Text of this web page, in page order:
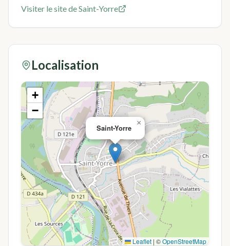
Visiter le site deSaint-Yorre
Localisation
Saint-Yorre
×
+
−
Leaflet | ©OpenStreetMap